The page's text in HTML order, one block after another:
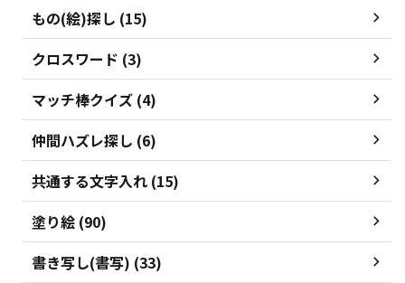
もの(絵)探し (15)
クロスワード (3)
マッチ棒クイズ (4)
仲間ハズレ探し (6)
共通する文字入れ (15)
塗り絵 (90)
書き写し(書写) (33)